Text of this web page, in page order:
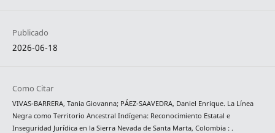
Publicado
2026-06-18
Como Citar
VIVAS-BARRERA, Tania Giovanna; PÁEZ-SAAVEDRA, Daniel Enrique. La Línea
Negra como Territorio Ancestral Indígena: Reconocimiento Estatal e
Inseguridad Jurídica en la Sierra Nevada de Santa Marta, Colombia : .